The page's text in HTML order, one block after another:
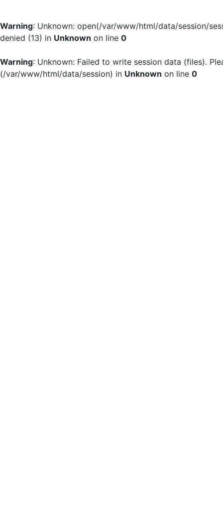
Warning: Unknown: open(/var/www/html/data/session/
denied (13) in Unknown on line 0
Warning: Unknown: Failed to write session data (files).
(/var/www/html/data/session) in Unknown on line 0